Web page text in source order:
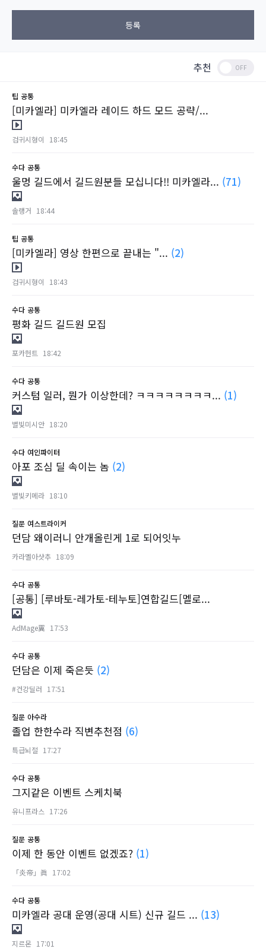
등록
추천
팁 공통
[미카엘라] 미카엘라 레이드 하드 모드 공략/...
검귀시형이 18:45
수다 공통
울멍 길드에서 길드원분들 모십니다!! 미카엘라... (71)
솔랭거 18:44
팁 공통
[미카엘라] 영상 한편으로 끝내는 "... (2)
검귀시형이 18:43
수다 공통
평화 길드 길드원 모집
포카헌트 18:42
수다 공통
커스텀 일러, 뭔가 이상한데? ㅋㅋㅋㅋㅋㅋㅋㅋ... (1)
별빛미시안 18:20
수다 여인파이터
아포 조심 딜 속이는 놈 (2)
별빛키메라 18:10
질문 여스트라이커
던담 왜이러니 안개올린게 1로 되어잇누
카라멜아샷추 18:09
수다 공통
[공통] [루바토-레가토-테누토]연합길드[멜로...
AdMage翼 17:53
수다 공통
던담은 이제 죽은듯 (2)
#건강딜러 17:51
질문 아수라
졸업 한한수라 직변추천점 (6)
특급뇌절 17:27
수다 공통
그지같은 이벤트 스케치북
유니프라스 17:26
질문 공통
이제 한 동안 이벤트 없겠죠? (1)
「炎帝」眞 17:02
수다 공통
미카엘라 공대 운영(공대 시트) 신규 길드 ... (13)
지르몬 17:01